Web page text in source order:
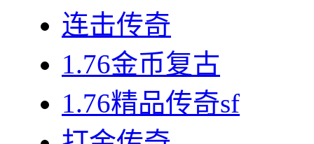
连击传奇
1.76金币复古
1.76精品传奇sf